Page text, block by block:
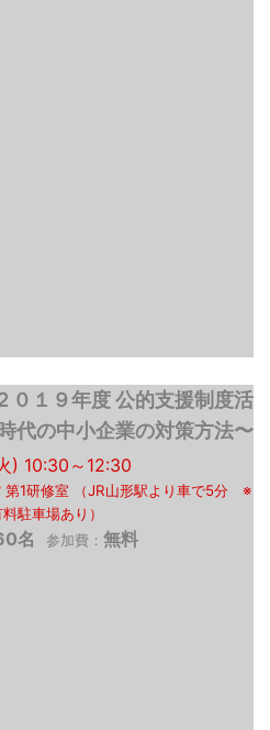
０１９年度 公的支援制度活
の中小企業の対策方法〜
) 10:30～12:30
第1研修室 （JR山形駅より車で5分 ※
駐車場あり）
名 参加費： 無料